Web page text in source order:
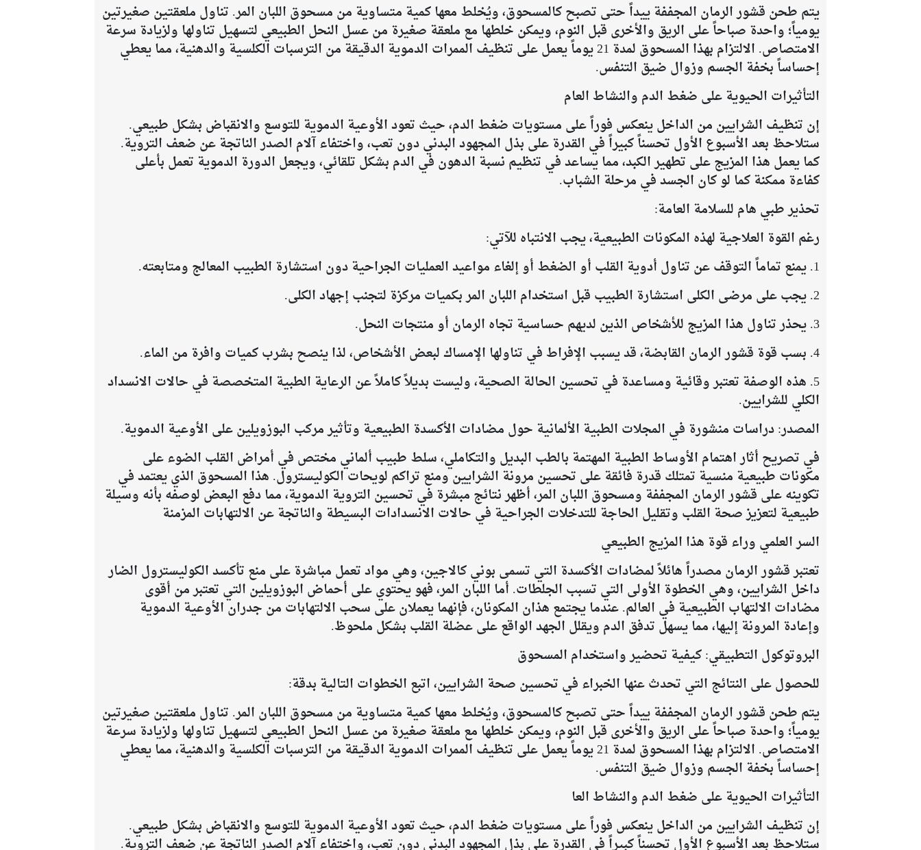
يتم طحن قشور الرمان المجففة ييداً حتى تصبح كالمسحوق، ويُخلط معها كمية متساوية من مسحوق اللبان المر. تناول ملعقتين صغيرتين
يومياً؛ واحدة صباحاً على الريق والأخرى قبل النوم، ويمكن خلطها مع ملعقة صغيرة من عسل النحل الطبيعي لتسهيل تناولها ولزيادة سرعة
الامتصاص. الالتزام بهذا المسحوق لمدة 21 يوماً يعمل على تنظيف الممرات الدموية الدقيقة من الترسبات الكلسية والدهنية، مما يعطي
إحساساً بخفة الجسم وزوال ضيق التنفس.
التأثيرات الحيوية على ضغط الدم والنشاط العام
إن تنظيف الشرايين من الداخل ينعكس فوراً على مستويات ضغط الدم، حيث تعود الأوعية الدموية للتوسع والانقباض بشكل طبيعي.
ستلاحظ بعد الأسبوع الأول تحسناً كبيراً في القدرة على بذل المجهود البدني دون تعب، واختفاء آلام الصدر الناتجة عن ضعف التروية.
كما يعمل هذا المزيج على تطهير الكبد، مما يساعد في تنظيم نسبة الدهون في الدم بشكل تلقائي، ويجعل الدورة الدموية تعمل بأعلى
كفاءة ممكنة كما لو كان الجسد في مرحلة الشباب.
تحذير طبي هام للسلامة العامة:
رغم القوة العلاجية لهذه المكونات الطبيعية، يجب الانتباه للآتي:
1. يمنع تماماً التوقف عن تناول أدوية القلب أو الضغط أو إلغاء مواعيد العمليات الجراحية دون استشارة الطبيب المعالج ومتابعته.
2. يجب على مرضى الكلى استشارة الطبيب قبل استخدام اللبان المر بكميات مركزة لتجنب إجهاد الكلى.
3. يحذر تناول هذا المزيج للأشخاص الذين لديهم حساسية تجاه الرمان أو منتجات النحل.
4. بسب قوة قشور الرمان القابضة، قد يسبب الإفراط في تناولها الإمساك لبعض الأشخاص، لذا ينصح بشرب كميات وافرة من الماء.
5. هذه الوصفة تعتبر وقائية ومساعدة في تحسين الحالة الصحية، وليست بديلاً كاملاً عن الرعاية الطبية المتخصصة في حالات الانسداد
الكلي للشرايين.
المصدر: دراسات منشورة في المجلات الطبية الألمانية حول مضادات الأكسدة الطبيعية وتأثير مركب البوزويلين على الأوعية الدموية.
في تصريح أثار اهتمام الأوساط الطبية المهتمة بالطب البديل والتكاملي، سلط طبيب ألماني مختص في أمراض القلب الضوء على
مكونات طبيعية منسية تمتلك قدرة فائقة على تحسين مرونة الشرايين ومنع تراكم لويحات الكوليسترول. هذا المسحوق الذي يعتمد في
تكوينه على قشور الرمان المجففة ومسحوق اللبان المر، أظهر نتائج مبشرة في تحسين التروية الدموية، مما دفع البعض لوصفه بأنه وسيلة
طبيعية لتعزيز صحة القلب وتقليل الحاجة للتدخلات الجراحية في حالات الانسدادات البسيطة والناتجة عن الالتهابات المزمنة
السر العلمي وراء قوة هذا المزيج الطبيعي
تعتبر قشور الرمان مصدراً هائلاً لمضادات الأكسدة التي تسمى بوني كالاجين، وهي مواد تعمل مباشرة على منع تأكسد الكوليسترول الضار
داخل الشرايين، وهي الخطوة الأولى التي تسبب الجلطات. أما اللبان المر، فهو يحتوي على أحماض البوزويلين التي تعتبر من أقوى
مضادات الالتهاب الطبيعية في العالم. عندما يجتمع هذان المكونان، فإنهما يعملان على سحب الالتهابات من جدران الأوعية الدموية
وإعادة المرونة إليها، مما يسهل تدفق الدم ويقلل الجهد الواقع على عضلة القلب بشكل ملحوظ.
البروتوكول التطبيقي: كيفية تحضير واستخدام المسحوق
للحصول على النتائج التي تحدث عنها الخبراء في تحسين صحة الشرايين، اتبع الخطوات التالية بدقة:
يتم طحن قشور الرمان المجففة ييداً حتى تصبح كالمسحوق، ويُخلط معها كمية متساوية من مسحوق اللبان المر. تناول ملعقتين صغيرتين
يومياً؛ واحدة صباحاً على الريق والأخرى قبل النوم، ويمكن خلطها مع ملعقة صغيرة من عسل النحل الطبيعي لتسهيل تناولها ولزيادة سرعة
الامتصاص. الالتزام بهذا المسحوق لمدة 21 يوماً يعمل على تنظيف الممرات الدموية الدقيقة من الترسبات الكلسية والدهنية، مما يعطي
إحساساً بخفة الجسم وزوال ضيق التنفس.
التأثيرات الحيوية على ضغط الدم والنشاط العا
إن تنظيف الشرايين من الداخل ينعكس فوراً على مستويات ضغط الدم، حيث تعود الأوعية الدموية للتوسع والانقباض بشكل طبيعي.
ستلاحظ بعد الأسبوع الأول تحسناً كبيراً في القدرة على بذل المجهود البدني دون تعب، واختفاء آلام الصدر الناتجة عن ضعف التروية.